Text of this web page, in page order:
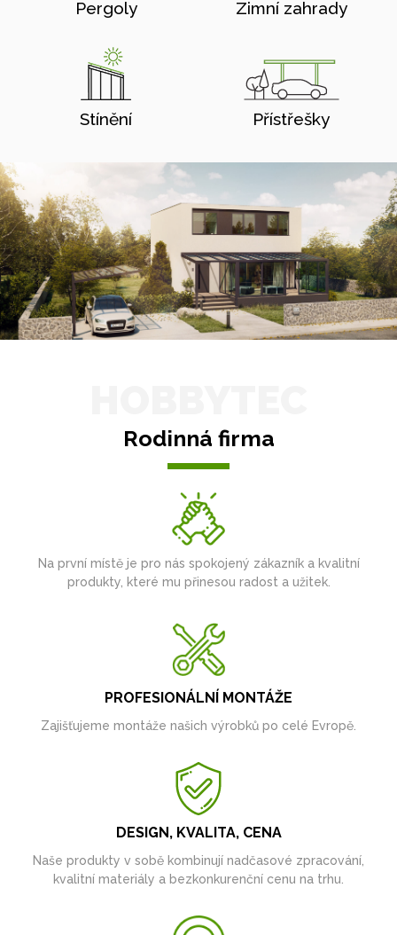
Pergoly Zimní zahrady
Stínění Přístřešky
Rodinná firma
Na první místě je pro nás spokojený zákazník a kvalitní
produkty, které mu přinesou radost a užitek.
PROFESIONÁLNÍ MONTÁŽE
Zajišťujeme montáže našich výrobků po celé Evropě.
DESIGN, KVALITA, CENA
Naše produkty v sobě kombinují nadčasové zpracování,
kvalitní materiály a bezkonkurenční cenu na trhu.